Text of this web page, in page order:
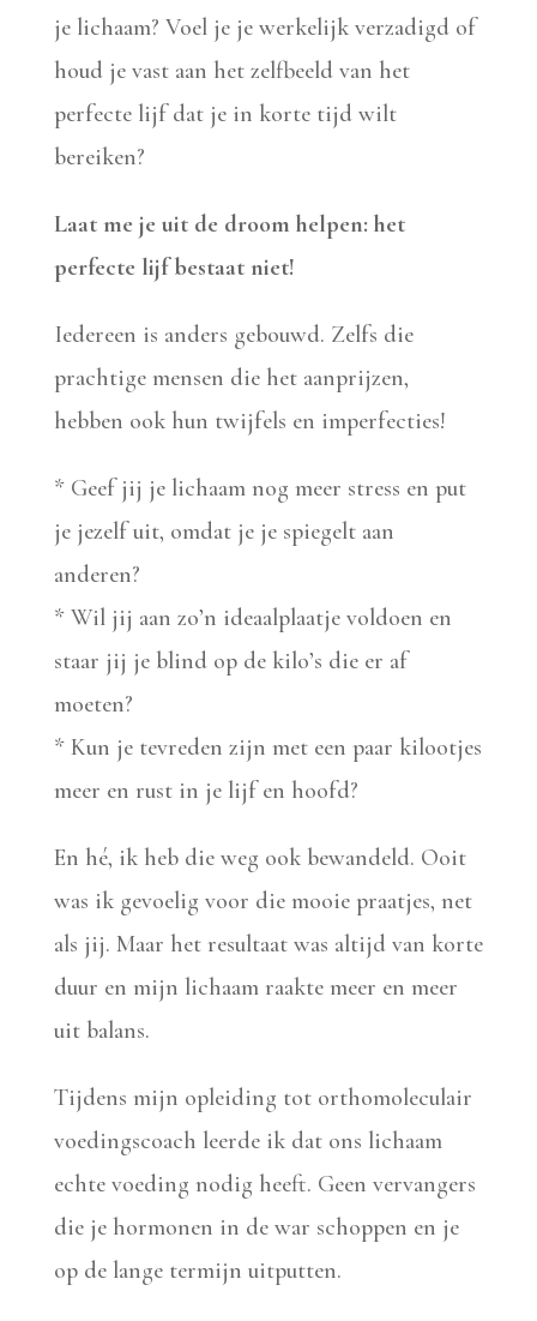
je lichaam? Voel je je werkelijk verzadigd of
houd je vast aan het zelfbeeld van het
perfecte lijf dat je in korte tijd wilt
bereiken?
Laat me je uit de droom helpen: het
perfecte lijf bestaat niet!
Iedereen is anders gebouwd. Zelfs die
prachtige mensen die het aanprijzen,
hebben ook hun twijfels en imperfecties!
* Geef jij je lichaam nog meer stress en put
je jezelf uit, omdat je je spiegelt aan
anderen?
* Wil jij aan zo’n ideaalplaatje voldoen en
staar jij je blind op de kilo’s die er af
moeten?
* Kun je tevreden zijn met een paar kilootjes
meer en rust in je lijf en hoofd?
En hé, ik heb die weg ook bewandeld. Ooit
was ik gevoelig voor die mooie praatjes, net
als jij. Maar het resultaat was altijd van korte
duur en mijn lichaam raakte meer en meer
uit balans.
Tijdens mijn opleiding tot orthomoleculair
voedingscoach leerde ik dat ons lichaam
echte voeding nodig heeft. Geen vervangers
die je hormonen in de war schoppen en je
op de lange termijn uitputten.